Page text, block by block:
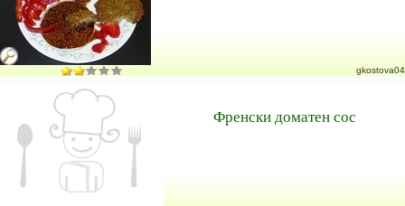
gkostova04
Френски доматен сос